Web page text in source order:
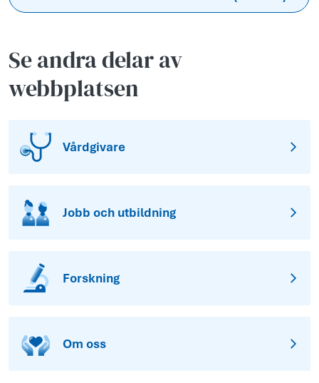
Se andra delar av
webbplatsen
Vårdgivare
Jobb och utbildning
Forskning
Om oss